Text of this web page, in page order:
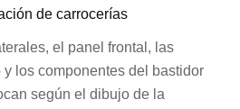
de carrocerías
el panel frontal, las
los componentes del bastidor
según el dibujo de la